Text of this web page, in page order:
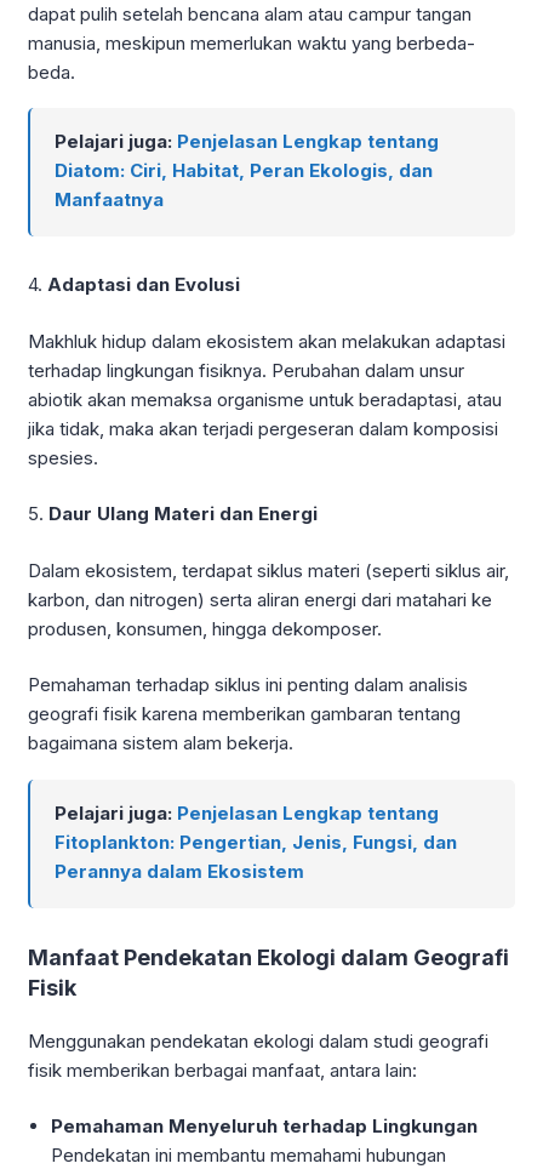
dapat pulih setelah bencana alam atau campur tangan
manusia, meskipun memerlukan waktu yang berbeda-
beda.
Pelajari juga: Penjelasan Lengkap tentang
Diatom: Ciri, Habitat, Peran Ekologis, dan
Manfaatnya
4. Adaptasi dan Evolusi
Makhluk hidup dalam ekosistem akan melakukan adaptasi
terhadap lingkungan fisiknya. Perubahan dalam unsur
abiotik akan memaksa organisme untuk beradaptasi, atau
jika tidak, maka akan terjadi pergeseran dalam komposisi
spesies.
5. Daur Ulang Materi dan Energi
Dalam ekosistem, terdapat siklus materi (seperti siklus air,
karbon, dan nitrogen) serta aliran energi dari matahari ke
produsen, konsumen, hingga dekomposer.
Pemahaman terhadap siklus ini penting dalam analisis
geografi fisik karena memberikan gambaran tentang
bagaimana sistem alam bekerja.
Pelajari juga: Penjelasan Lengkap tentang
Fitoplankton: Pengertian, Jenis, Fungsi, dan
Perannya dalam Ekosistem
Manfaat Pendekatan Ekologi dalam Geografi
Fisik
Menggunakan pendekatan ekologi dalam studi geografi
fisik memberikan berbagai manfaat, antara lain:
Pemahaman Menyeluruh terhadap Lingkungan
Pendekatan ini membantu memahami hubungan